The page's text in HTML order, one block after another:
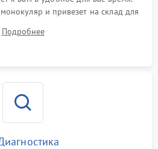
и привезет на склад для
Подробнее